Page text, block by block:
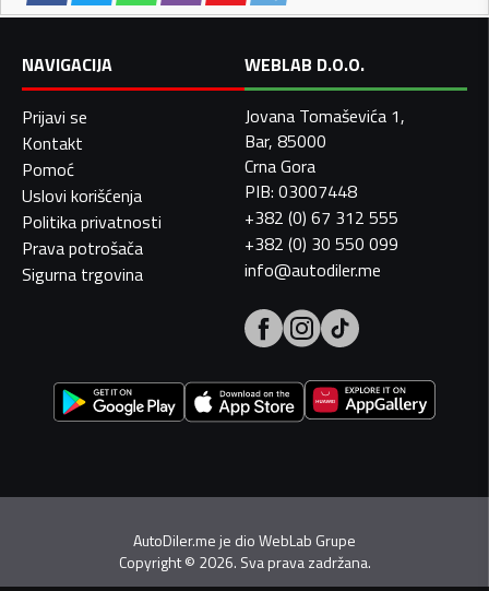
NAVIGACIJA
Prijavi se
Kontakt
Pomoć
Uslovi korišćenja
Politika privatnosti
Prava potrošača
Sigurna trgovina
WEBLAB D.O.O.
Jovana Tomaševića 1,
Bar, 85000
Crna Gora
PIB: 03007448
+382 (0) 67 312 555
+382 (0) 30 550 099
info@autodiler.me
AutoDiler.me je dioWebLab Grupe
Copyright© 2026. Sva prava zadržana.